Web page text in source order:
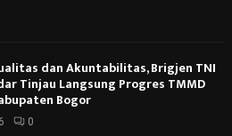
dan Akuntabilitas, Brigjen TNI
Tinjau Langsung Progres TMMD
Bogor
0